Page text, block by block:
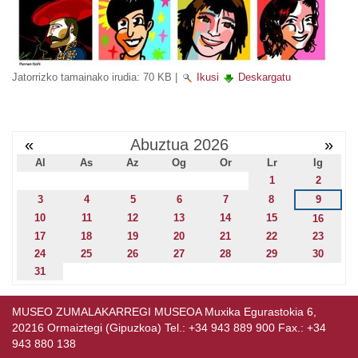
Jatorrizko tamainako irudia: 70 KB Ikusi Deskargatu
« Abuztua 2026 »
Al As Az Og Or Lr
Ig
1
2
3
4 5 6 7 8
9
10
11 12 13 14 15
16
17
18 19 20 21 22
23
24
25 26 27 28 29
30
31
MUSEO ZUMALAKARREGI MUSEOA Muxika Egurastokia 6,
20216 Ormaiztegi (Gipuzkoa) Tel.: +34 943 889 900 Fax.: +34
943 880 138